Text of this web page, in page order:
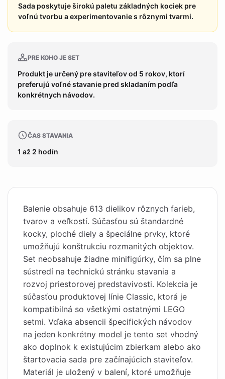
Sada poskytuje širokú paletu základných kociek pre
voľnú tvorbu a experimentovanie s rôznymi tvarmi.
PRE KOHO JE SET
Produkt je určený pre staviteľov od 5 rokov, ktorí
preferujú voľné stavanie pred skladaním podľa
konkrétnych návodov.
ČAS STAVANIA
1 až 2 hodín
Balenie obsahuje 613 dielikov rôznych farieb,
tvarov a veľkostí. Súčasťou sú štandardné
kocky, ploché diely a špeciálne prvky, ktoré
umožňujú konštrukciu rozmanitých objektov.
Set neobsahuje žiadne minifigúrky, čím sa plne
sústredí na technickú stránku stavania a
rozvoj priestorovej predstavivosti. Kolekcia je
súčasťou produktovej línie Classic, ktorá je
kompatibilná so všetkými ostatnými LEGO
setmi. Vďaka absencii špecifických návodov
na jeden konkrétny model je tento set vhodný
ako doplnok k existujúcim zbierkam alebo ako
štartovacia sada pre začínajúcich staviteľov.
Materiál je uložený v balení, ktoré umožňuje